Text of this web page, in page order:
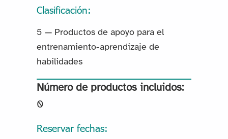
Clasificación:
5 — Productos de apoyo para el
entrenamiento-aprendizaje de
habilidades
Número de productos incluidos:
0
Reservar fechas: